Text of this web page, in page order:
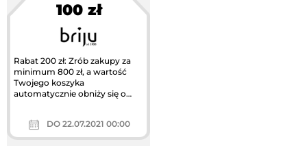
100 zł
Rabat 200 zł: Zrób zakupy za
minimum 800 zł, a wartość
Twojego koszyka
automatycznie obniży się o
DO 22.07.2021 00:00